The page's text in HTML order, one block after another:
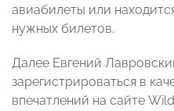
авиабилеты или
нужных билетов.
Далее Евгений
зарегистрироваться в
впечатлений на сайте